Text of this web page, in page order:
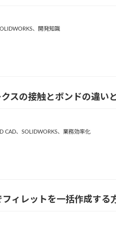
、 開発知識
スの接触とボンドの違い
CAD、 SOLIDWORKS、 業務効率化
ィレットを一括作成する